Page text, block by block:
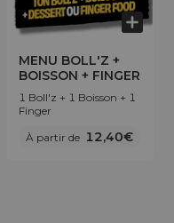
MENU BOLL'Z +
BOISSON + FINGER
1 Boll'z + 1 Boisson + 1
Finger
À partir de 12,40€